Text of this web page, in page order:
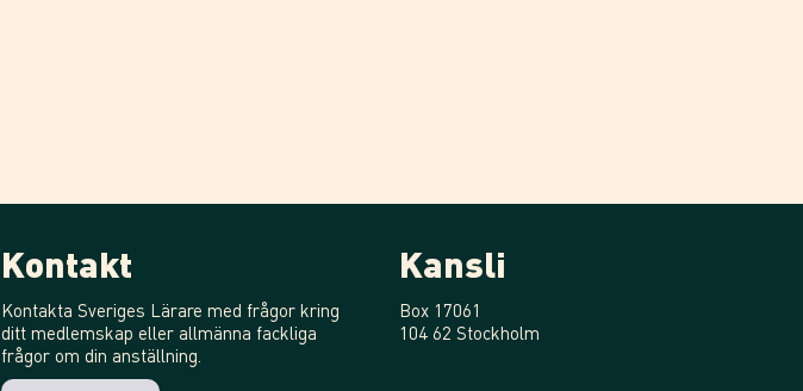
Kontakt
Kontakta Sveriges Lärare med frågor kring
ditt medlemskap eller allmänna fackliga
frågor om din anställning.
Kansli
Box 17061
104 62 Stockholm